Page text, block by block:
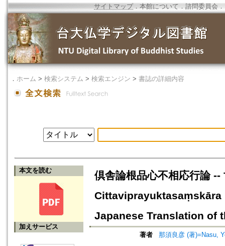
サイトマップ．本館について ． 諮問委員会 ．
． ホーム > 検索システム > 検索エンジン > 書誌の詳細内容
本文を読む
加えサービス
倶舎論根品心不相応行論
Japanese Translation of
著者
那須良彦 (著)=Nasu,